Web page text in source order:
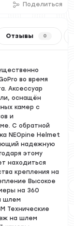
Поделиться
Отзывы 0
во время
Аксессуар
оснащён
камер с
и
С обратной
NEOpine Helmet
надежную
этому
находиться
крепления на
Высокое
на 360
шлем
Технические
на шлем